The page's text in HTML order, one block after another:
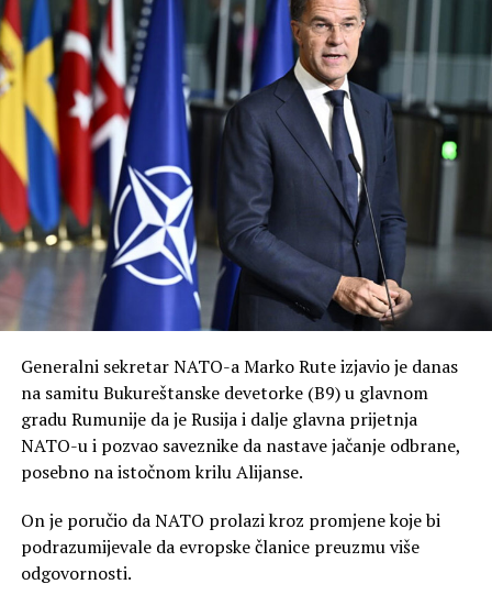
Generalni sekretar NATO-a Marko Rute izjavio je danas
na samitu Bukureštanske devetorke (B9) u glavnom
gradu Rumunije da je Rusija i dalje glavna prijetnja
NATO-u i pozvao saveznike da nastave jačanje odbrane,
posebno na istočnom krilu Alijanse.
On je poručio da NATO prolazi kroz promjene koje bi
podrazumijevale da evropske članice preuzmu više
odgovornosti.